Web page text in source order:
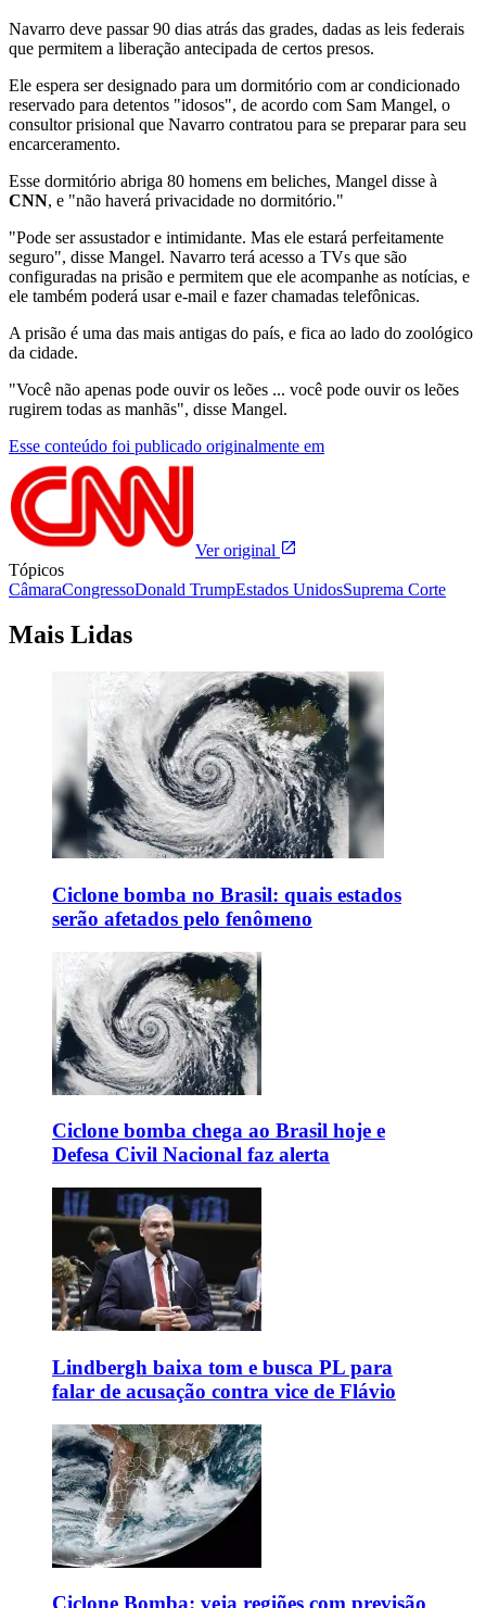
Navarro deve passar 90 dias atrás das grades, dadas as leis federais
que permitem a liberação antecipada de certos presos.
Ele espera ser designado para um dormitório com ar condicionado
reservado para detentos "idosos", de acordo com Sam Mangel, o
consultor prisional que Navarro contratou para se preparar para seu
encarceramento.
Esse dormitório abriga 80 homens em beliches, Mangel disse à
CNN, e "não haverá privacidade no dormitório."
"Pode ser assustador e intimidante. Mas ele estará perfeitamente
seguro", disse Mangel. Navarro terá acesso a TVs que são
configuradas na prisão e permitem que ele acompanhe as notícias, e
ele também poderá usar e-mail e fazer chamadas telefônicas.
A prisão é uma das mais antigas do país, e fica ao lado do zoológico
da cidade.
"Você não apenas pode ouvir os leões ... você pode ouvir os leões
rugirem todas as manhãs", disse Mangel.
Esse conteúdo foi publicado originalmente em
Ver original
Tópicos
CâmaraCongressoDonald TrumpEstados UnidosSuprema Corte
Mais Lidas
Ciclone bomba no Brasil: quais estados
serão afetados pelo fenômeno
Ciclone bomba chega ao Brasil hoje e
Defesa Civil Nacional faz alerta
Lindbergh baixa tom e busca PL para
falar de acusação contra vice de Flávio